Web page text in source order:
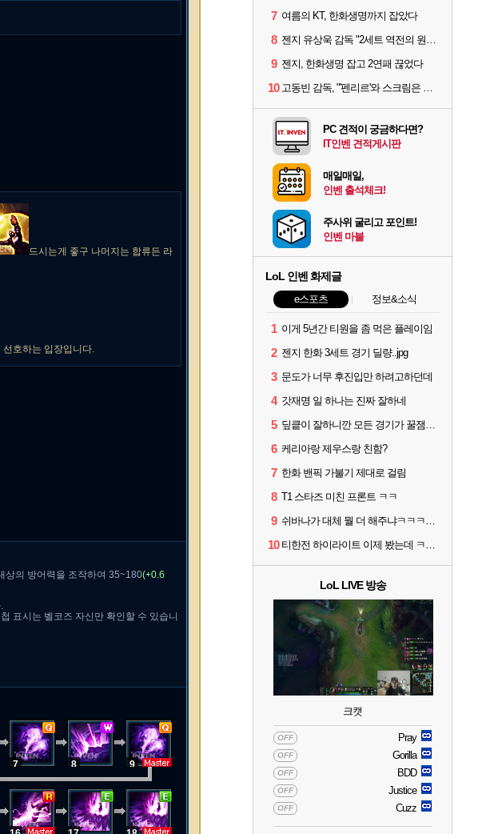
드시는게 좋구 나머지는 합류든 라
선호하는 입장입니다.
상의 방어력을 조작하여 35~180(+0.6
표시는 벨코즈 자신만 확인할 수 있습니
7 8 9
7 여름의 KT, 한화생명까지 잡았다
8 젠지 유상욱 감독 "2세트 역전의 원인...너무 급했다"
9 젠지, 한화생명 잡고 2연패 끊었다
10 고동빈 감독, "'펜리르'와 스크림은 못 해봤다...선발 고정할 듯"
PC 견적이 궁금하다면?
IT인벤 견적게시판
매일매일,
인벤 출석체크!
주사위 굴리고 포인트!
인벤 마블
LoL 인벤 화제글
e스포츠 정보&소식
1 이게 5년간 티원을 좀 먹은 플레이임
2 젠지 한화 3세트 경기 딜량..jpg
3 문도가 너무 후진입만 하려고하던데
4 갓재명 일 하나는 진짜 잘하네
5 딮킅이 잘하니깐 모든 경기가 꿀잼이 됨
6 케리아랑 제우스랑 친함?
7 한화 밴픽 가불기 제대로 걸림
8 T1 스타즈 미친 프론트 ㅋㅋ
9 쉬바나가 대체 뭘 더 해주냐ㅋㅋㅋㅋㅋㅋ
10 티한전 하이라이트 이제 봤는데 ㅋㅋㅋ
LoL LIVE 방송
크캣
OFF Pray
OFF Gorilla
OFF BDD
OFF Justice
OFF Cuzz